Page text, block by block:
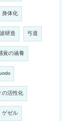
身体化
研造 弓道
覚の涵養
の活性化
ゲゼル